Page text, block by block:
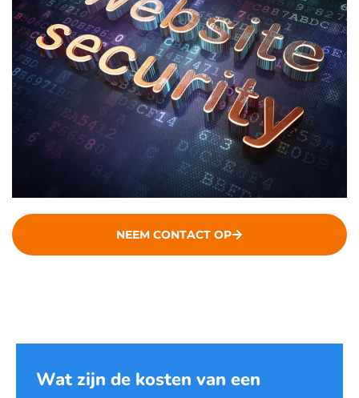
NEEM CONTACT OP
Wat zijn de kosten van een